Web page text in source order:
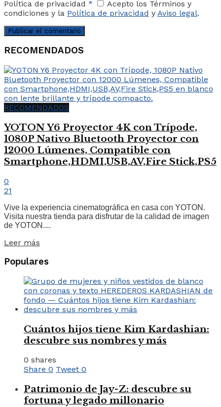
Política de privacidad *
Acepto los Términos y
condiciones y la Política de privacidad y Aviso legal.
RECOMENDADOS
RECOMENDADOS
YOTON Y6 Proyector 4K con Trípode,
1080P Nativo Bluetooth Proyector con
12000 Lúmenes, Compatible con
Smartphone,HDMI,USB,AV,Fire Stick,PS5
0
21
Vive la experiencia cinematográfica en casa con YOTON.
Visita nuestra tienda para disfrutar de la calidad de imagen
de YOTON....
Leer más
Populares
Cuántos hijos tiene Kim Kardashian:
descubre sus nombres y más
0 shares
Share 0 Tweet 0
Patrimonio de Jay-Z: descubre su
fortuna y legado millonario